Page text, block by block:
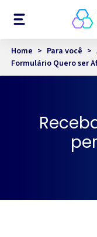
Menu
Home > Para você >
Formulário Quero ser